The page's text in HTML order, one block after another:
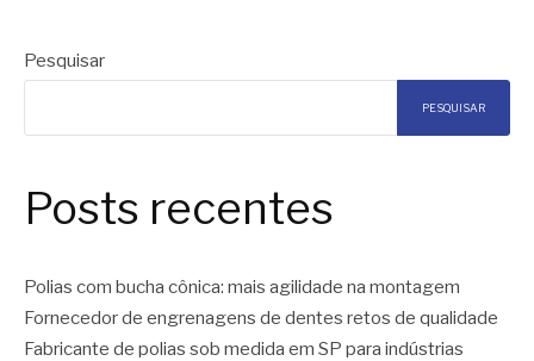
Pesquisar
PESQUISAR
Posts recentes
Polias com bucha cônica: mais agilidade na montagem
Fornecedor de engrenagens de dentes retos de qualidade
Fabricante de polias sob medida em SP para indústrias